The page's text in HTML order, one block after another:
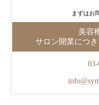
まずはお
美容
サロン開業につ